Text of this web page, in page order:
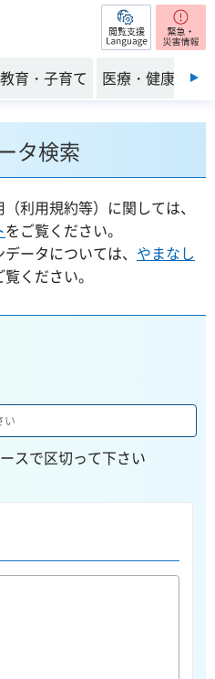
閲覧支援
教育・子育て 医療・健康・福
タ検索
利用規約等）に関しては、
をご覧ください。
ータについては、 やまなし
ください。
スで区切って下さい